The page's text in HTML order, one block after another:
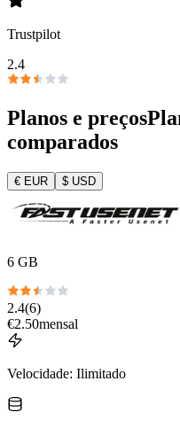
Trustpilot
2.4
Planos e preços
comparados
€ EUR $ USD
6 GB
2.4(6)
€2.50mensal
Velocidade: Ilimitado